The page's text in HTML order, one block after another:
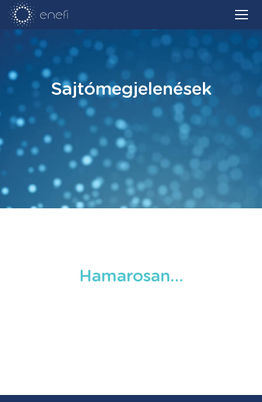
Sajtómegjelenések
Hamarosan…